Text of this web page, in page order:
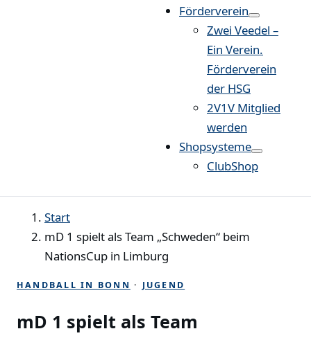
Förderverein
Zwei Veedel –
Ein Verein.
Förderverein
der HSG
2V1V Mitglied
werden
Shopsysteme
ClubShop
Start
mD 1 spielt als Team „Schweden“ beim
NationsCup in Limburg
HANDBALL IN BONN · JUGEND
mD 1 spielt als Team